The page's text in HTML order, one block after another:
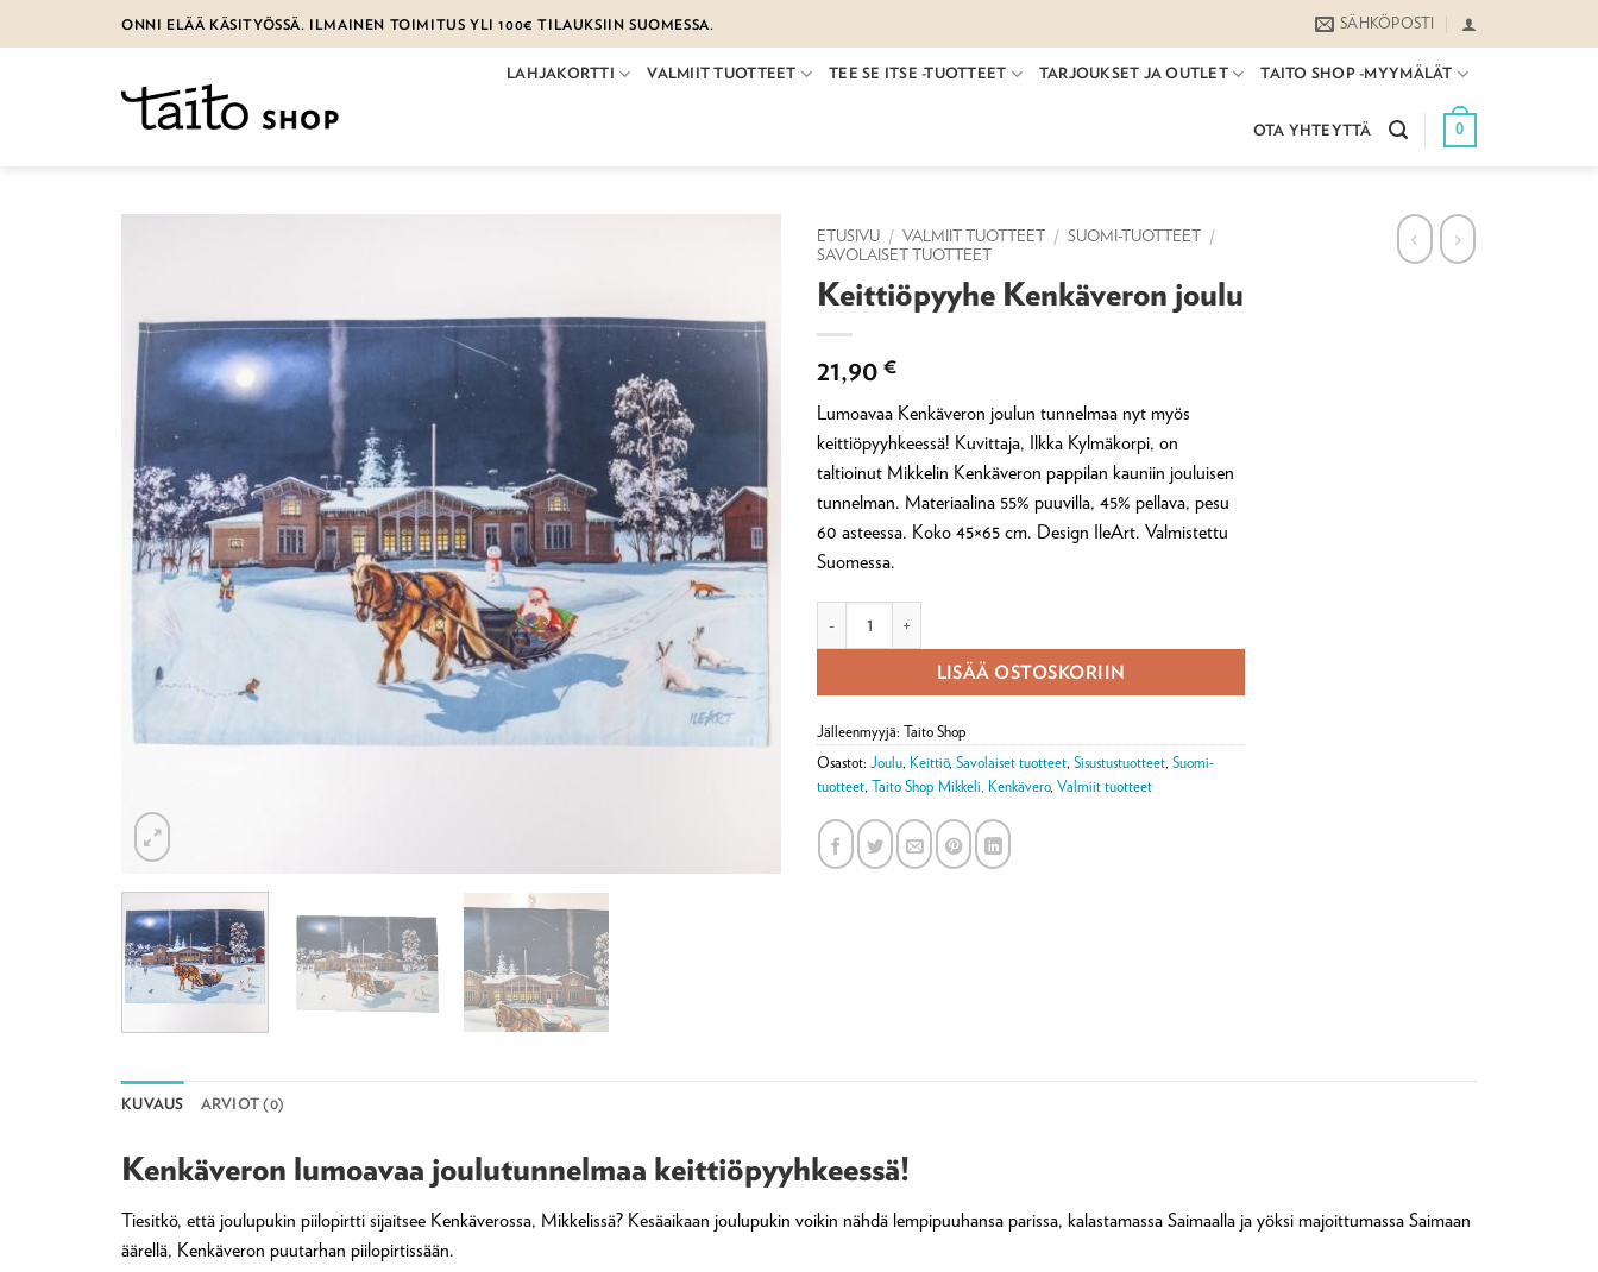
to
ONNI ELÄÄ KÄSITYÖSSÄ. ILMAINEN TOIMITUS YLI 100€ TILAUKSIIN SUOMESSA. SÄHKÖPOSTI
LAHJAKORTTI VALMIIT TUOTTEET TEE SE ITSE -TUOTTEET TARJOUKSET JA OUTLET TAITO SHOP -MYYMÄLÄT
OTA YHTEYTTÄ 0
ETUSIVU / VALMIIT TUOTTEET / SUOMI-TUOTTEET /
SAVOLAISET TUOTTEET
Keittiöpyyhe Kenkäveron joulu
21,90 €
Lumoavaa Kenkäveron joulun tunnelmaa nyt myös
keittiöpyyhkeessä! Kuvittaja, Ilkka Kylmäkorpi, on
taltioinut Mikkelin Kenkäveron pappilan kauniin jouluisen
tunnelman. Materiaalina 55% puuvilla, 45% pellava, pesu
60 asteessa. Koko 45×65 cm. Design IleArt. Valmistettu
Suomessa.
LISÄÄ OSTOSKORIIN
Jälleenmyyjä: Taito Shop
Osastot: Joulu, Keittiö, Savolaiset tuotteet, Sisustustuotteet, Suomi-
tuotteet, Taito Shop Mikkeli, Kenkävero, Valmiit tuotteet
KUVAUS ARVIOT (0)
Kenkäveron lumoavaa joulutunnelmaa keittiöpyyhkeessä!
Tiesitkö, että joulupukin piilopirtti sijaitsee Kenkäverossa, Mikkelissä? Kesäaikaan joulupukin voikin nähdä lempipuuhansa parissa, kalastamassa Saimaalla ja yöksi majoittumassa Saimaan
äärellä, Kenkäveron puutarhan piilopirtissään.